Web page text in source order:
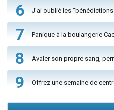
6 J'ai oublié les "bénédictions
7 Panique à la boulangerie
8 Avaler son propre sang,
9 Offrez une semaine de